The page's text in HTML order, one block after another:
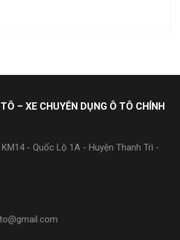
– XE CHUYÊN DỤNG Ô TÔ CHÍNH
- Quốc Lộ 1A - Huyện Thanh Trì -